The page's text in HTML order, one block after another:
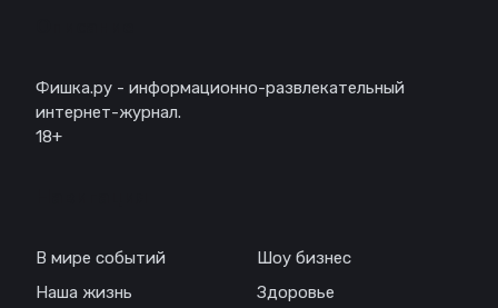
Фишка.ру - информационно-развлекательный
интернет-журнал.
18+
В мире событий
Наша жизнь
Шоу бизнес
Здоровье